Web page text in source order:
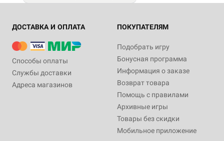
ДОСТАВКА И ОПЛАТА
Способы оплаты
Службы доставки
Адреса магазинов
ПОКУПАТЕЛЯМ
Подобрать игру
Бонусная программа
Информация о заказе
Возврат товара
Помощь с правилами
Архивные игры
Товары без скидки
Мобильное приложение